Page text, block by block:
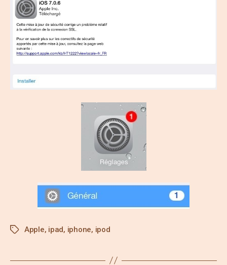
Apple, ipad, iphone, ipod